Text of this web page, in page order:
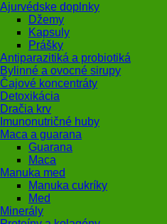
Ajurvédske doplnky
Džemy
Kapsuly
Prášky
Antiparazitiká a probiotiká
Bylinné a ovocné sirupy
Čajové koncentráty
Detoxikácia
Dračia krv
Imunonutričné huby
Maca a guarana
Guarana
Maca
Manuka med
Manuka cukríky
Med
Minerály